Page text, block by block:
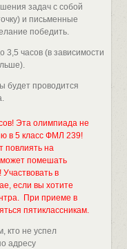
задач с собой
и письменные
победить.
часов (в зависимости
будет проводится
Эта олимпиада не
в 5 класс ФМЛ 239!
повлиять на
может помешать
в
если вы хотите
При приеме в
пятиклассникам.
кто не успел
адресу